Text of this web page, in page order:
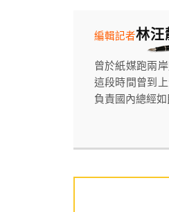
林汪
編輯記者
曾於紙媒跑兩
這段時間曾到
負責國內總經